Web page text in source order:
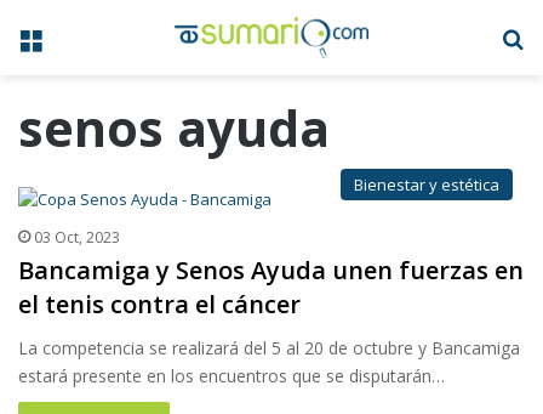
Menú
senos ayuda
Bienestar y estética
03 Oct, 2023
Bancamiga y Senos Ayuda unen fuerzas en
el tenis contra el cáncer
La competencia se realizará del 5 al 20 de octubre y Bancamiga
estará presente en los encuentros que se disputarán…